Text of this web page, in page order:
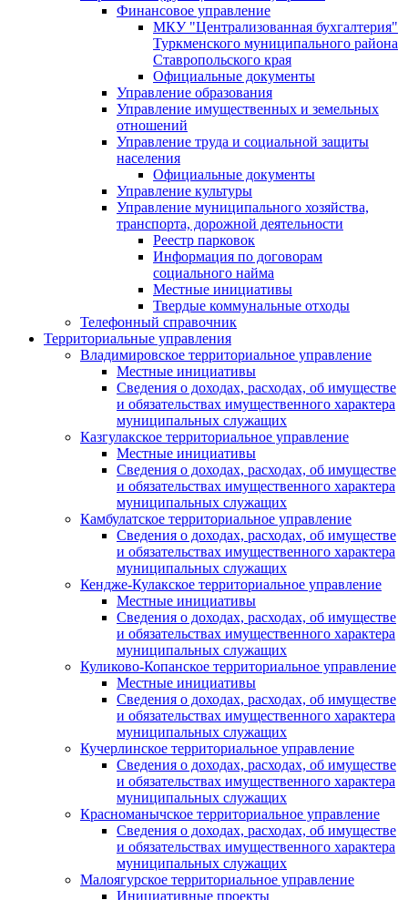
Финансовое управление
МКУ "Централизованная бухгалтерия"
Туркменского муниципального района
Ставропольского края
Официальные документы
Управление образования
Управление имущественных и земельных
отношений
Управление труда и социальной защиты
населения
Официальные документы
Управление культуры
Управление муниципального хозяйства,
транспорта, дорожной деятельности
Реестр парковок
Информация по договорам
социального найма
Местные инициативы
Твердые коммунальные отходы
Телефонный справочник
Территориальные управления
Владимировское территориальное управление
Местные инициативы
Сведения о доходах, расходах, об имуществе
и обязательствах имущественного характера
муниципальных служащих
Казгулакское территориальное управление
Местные инициативы
Сведения о доходах, расходах, об имуществе
и обязательствах имущественного характера
муниципальных служащих
Камбулатское территориальное управление
Сведения о доходах, расходах, об имуществе
и обязательствах имущественного характера
муниципальных служащих
Кендже-Кулакское территориальное управление
Местные инициативы
Сведения о доходах, расходах, об имуществе
и обязательствах имущественного характера
муниципальных служащих
Куликово-Копанское территориальное управление
Местные инициативы
Сведения о доходах, расходах, об имуществе
и обязательствах имущественного характера
муниципальных служащих
Кучерлинское территориальное управление
Сведения о доходах, расходах, об имуществе
и обязательствах имущественного характера
муниципальных служащих
Красноманычское территориальное управление
Сведения о доходах, расходах, об имуществе
и обязательствах имущественного характера
муниципальных служащих
Малоягурское территориальное управление
Инициативные проекты